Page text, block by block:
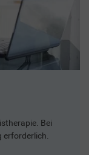
Bei
erforderlich.